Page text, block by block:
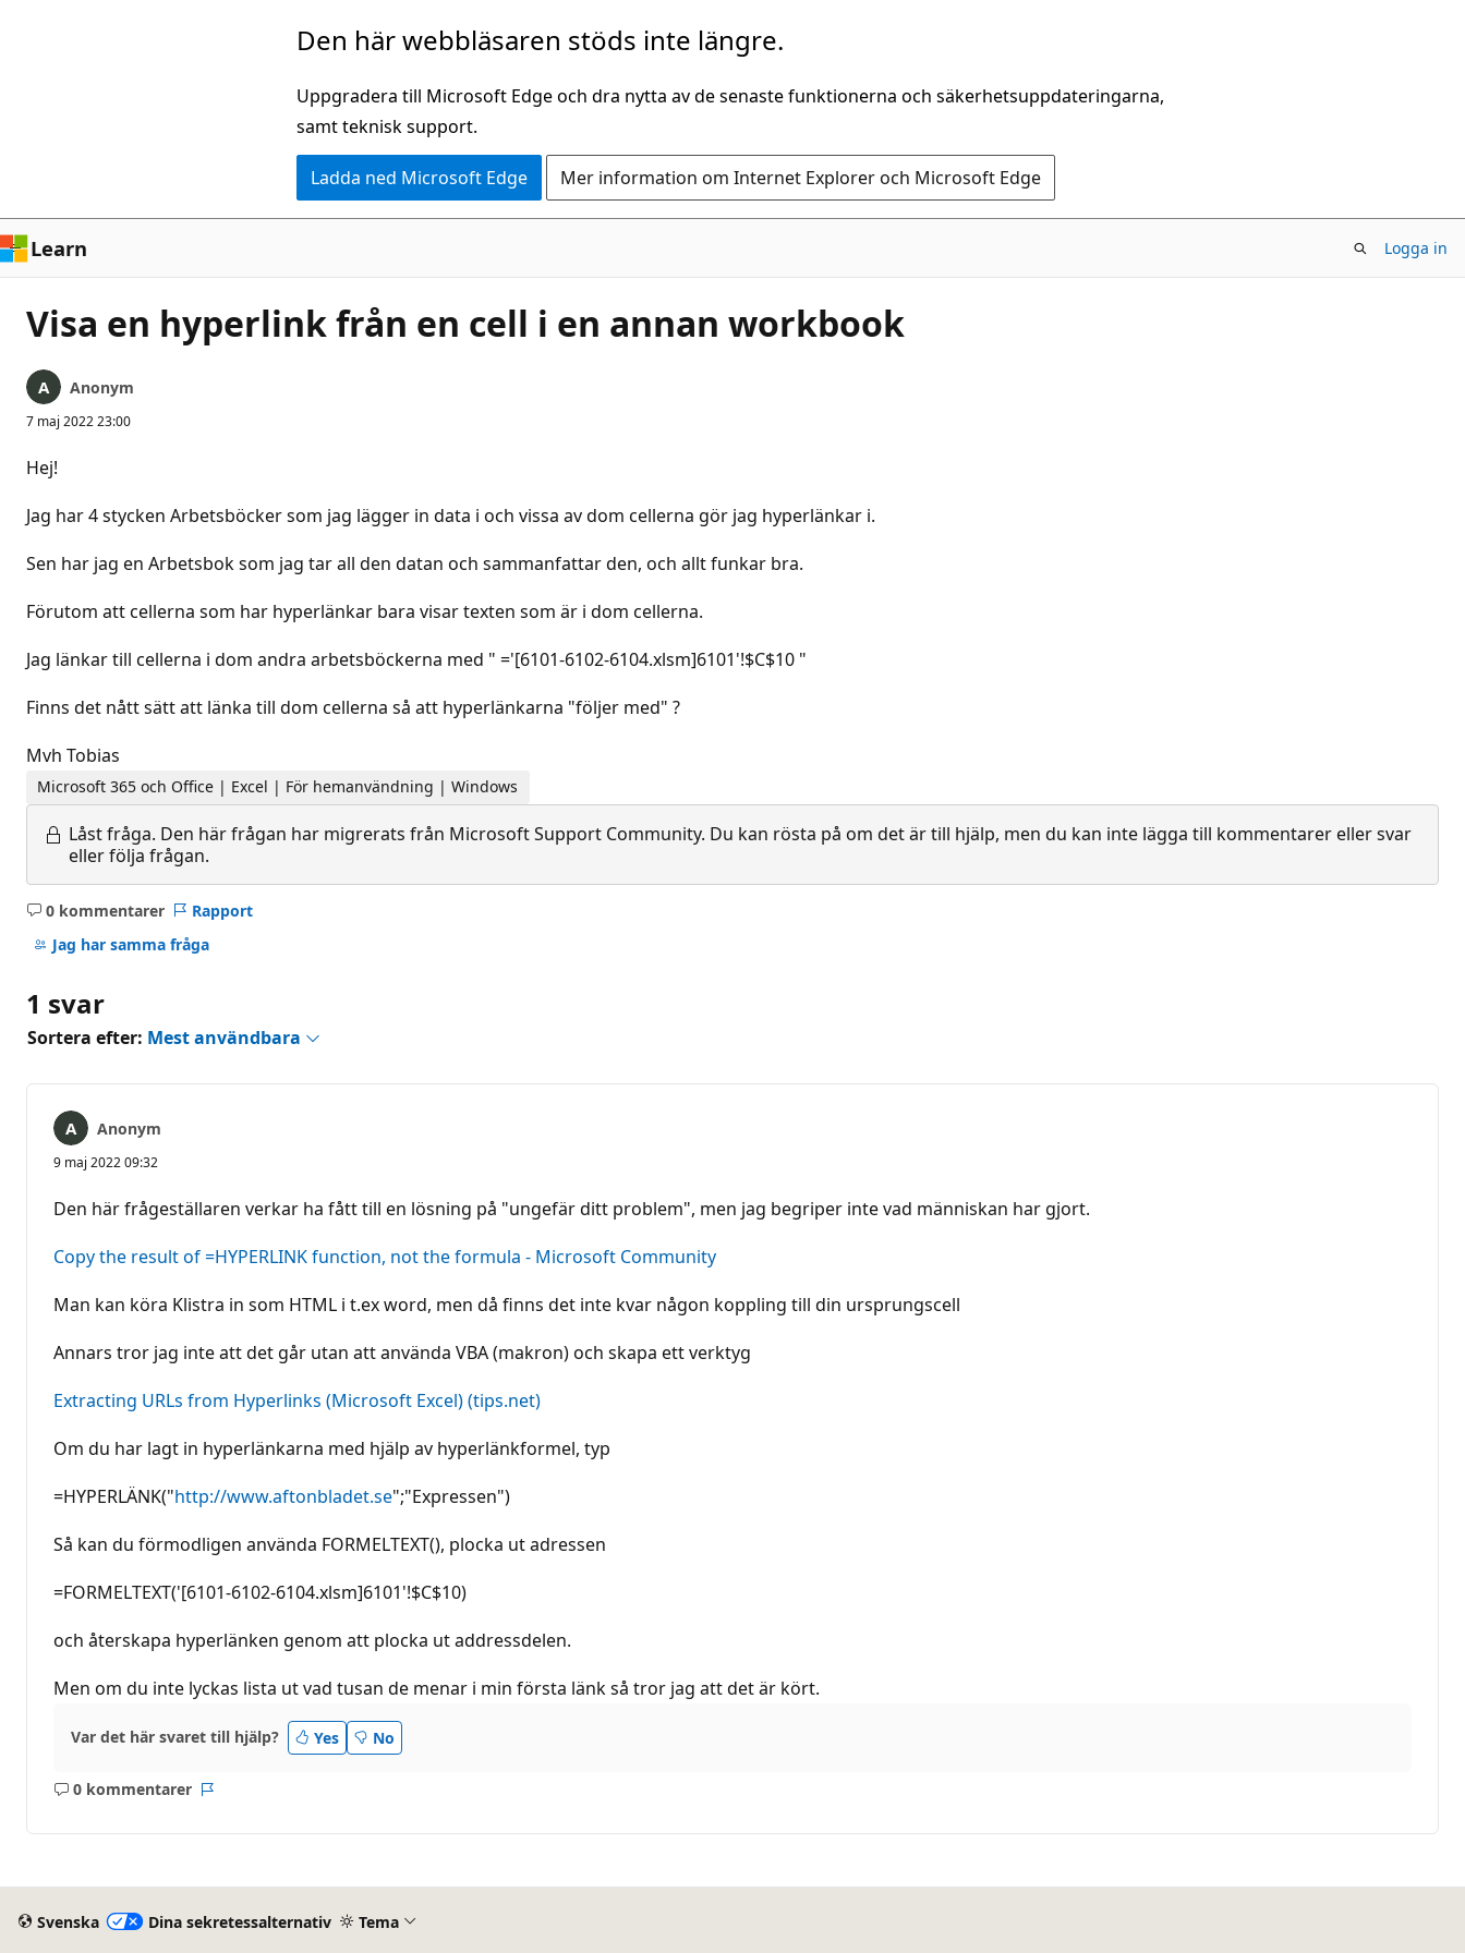
Den här webbläsaren stöds inte längre.
Uppgradera till Microsoft Edge och dra nytta av de senaste funktionerna och säkerhetsuppdateringarna,
samt teknisk support.
Ladda ned Microsoft Edge Mer information om Internet Explorer och Microsoft Edge
Learn Logga in
Visa en hyperlink från en cell i en annan workbook
Anonym
7 maj 2022 23:00
Hej!
Jag har 4 stycken Arbetsböcker som jag lägger in data i och vissa av dom cellerna gör jag hyperlänkar i.
Sen har jag en Arbetsbok som jag tar all den datan och sammanfattar den, och allt funkar bra.
Förutom att cellerna som har hyperlänkar bara visar texten som är i dom cellerna.
Jag länkar till cellerna i dom andra arbetsböckerna med " ='[6101-6102-6104.xlsm]6101'!$C$10 "
Finns det nått sätt att länka till dom cellerna så att hyperlänkarna "följer med" ?
Mvh Tobias
Microsoft 365 och Office | Excel | För hemanvändning | Windows
Låst fråga. Den här frågan har migrerats från Microsoft Support Community. Du kan rösta på om det är till hjälp, men du kan inte lägga till kommentarer eller svar
eller följa frågan.
0 kommentarer
Inga
kommentarer
Rapport
Jag har samma fråga
1 svar
Sortera efter: Mest användbara
Anonym
9 maj 2022 09:32
Den här frågeställaren verkar ha fått till en lösning på "ungefär ditt problem", men jag begriper inte vad människan har gjort.
Copy the result of =HYPERLINK function, not the formula - Microsoft Community
Man kan köra Klistra in som HTML i t.ex word, men då finns det inte kvar någon koppling till din ursprungscell
Annars tror jag inte att det går utan att använda VBA (makron) och skapa ett verktyg
Extracting URLs from Hyperlinks (Microsoft Excel) (tips.net)
Om du har lagt in hyperlänkarna med hjälp av hyperlänkformel, typ
=HYPERLÄNK("http://www.aftonbladet.se";"Expressen")
Så kan du förmodligen använda FORMELTEXT(), plocka ut adressen
=FORMELTEXT('[6101-6102-6104.xlsm]6101'!$C$10)
och återskapa hyperlänken genom att plocka ut addressdelen.
Men om du inte lyckas lista ut vad tusan de menar i min första länk så tror jag att det är kört.
Var det här svaret till hjälp? Yes No
0 kommentarer
Inga
Svenska Dina sekretessalternativ Tema